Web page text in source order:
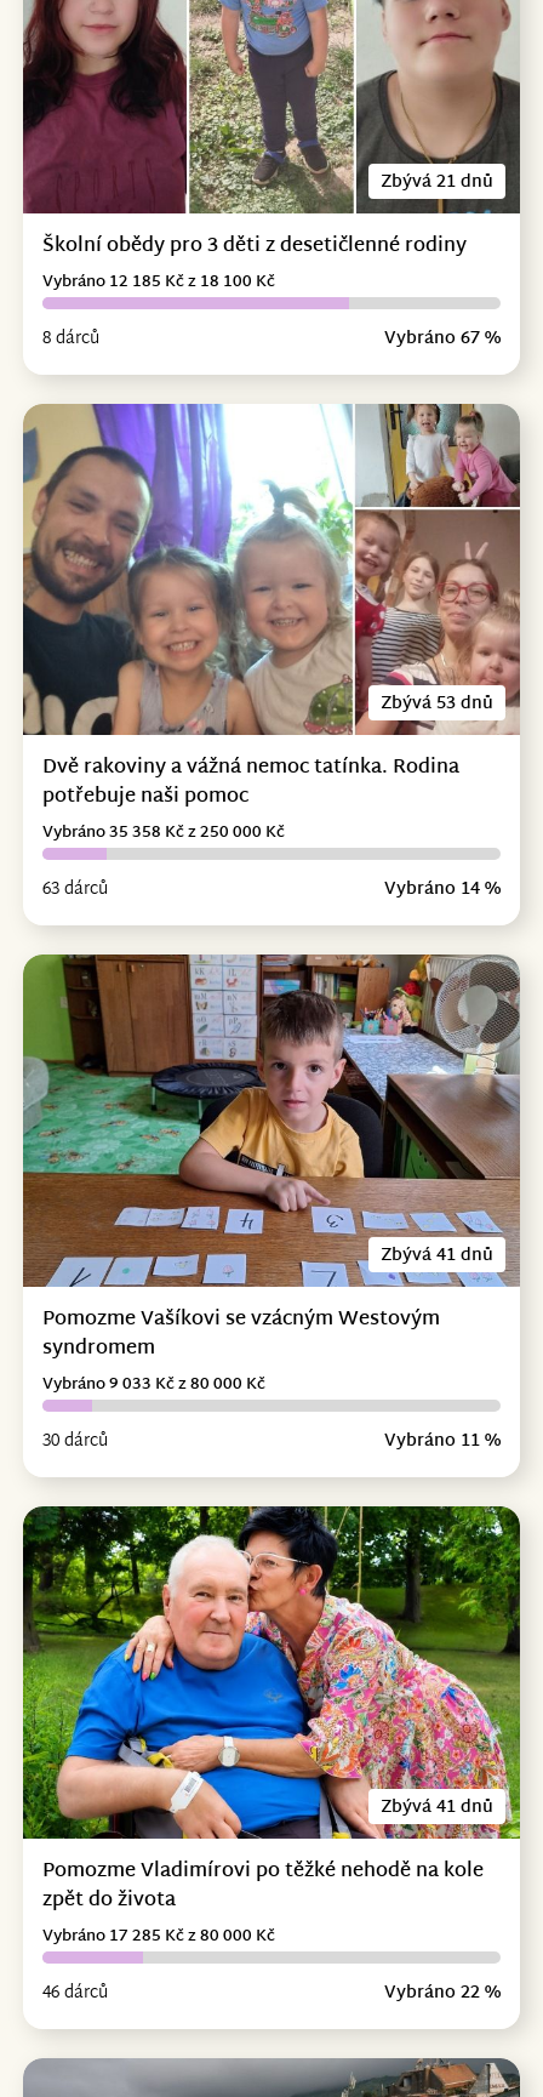
Zbývá 21 dnů
Školní obědy pro 3 děti z desetičlenné rodiny
8 dárců Vybráno 67 %
Vybráno 12 185 Kč z 18 100 Kč
Zbývá 53 dnů
Dvě rakoviny a vážná nemoc tatínka. Rodina
potřebuje naši pomoc
63 dárců Vybráno 14 %
Vybráno 35 358 Kč z 250 000 Kč
Zbývá 41 dnů
Pomozme Vašíkovi se vzácným Westovým
syndromem
30 dárců Vybráno 11 %
Vybráno 9 033 Kč z 80 000 Kč
Zbývá 41 dnů
Pomozme Vladimírovi po těžké nehodě na kole
zpět do života
46 dárců Vybráno 22 %
Vybráno 17 285 Kč z 80 000 Kč